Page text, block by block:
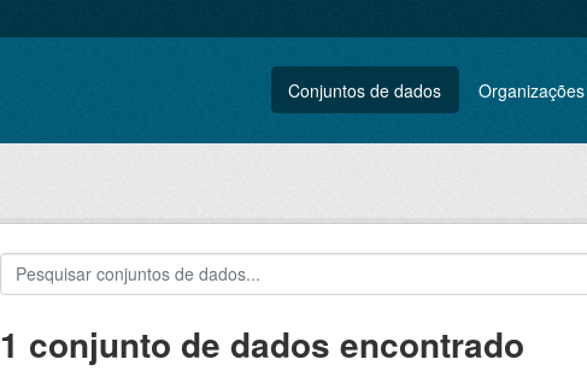
Conjuntos de dados Organizações
1 conjunto de dados encontrado